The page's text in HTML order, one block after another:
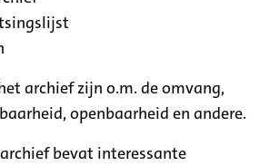
archief zijn o.m. de omvang,
openbaarheid en andere.
bevat interessante